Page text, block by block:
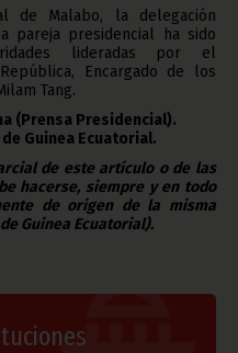
de Malabo, la delegación
pareja presidencial ha sido
lideradas por el
Encargado de los
Tang.
(Prensa Presidencial).
Guinea Ecuatorial.
de este artículo o de las
hacerse, siempre y en todo
de origen de la misma
Guinea Ecuatorial).